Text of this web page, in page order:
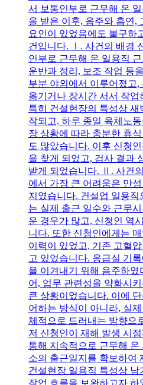
서 보통인부로 근무해 온
을 받은 이후, 음주와 흡연,
요인이 있었음에도 불구하
건입니다. Ⅰ. 사건의 배경
인부로 근무해 온 일용직
운반과 정리, 보조 작업 등
부분 야외에서 이루어졌고
옮기거나 장시간 서서 작
특히 건설현장의 특성상 새
작되고, 하루 종일 육체노
장 상황에 따라 충분한 휴
도 많았습니다. 이후 신청
을 찾게 되었고, 검사 결과
받게 되었습니다. Ⅱ. 사건
에서 가장 큰 어려움은 만
지였습니다. 건설업 일용
는 실제 출근 일수와 근무
운 경우가 많고, 신청인 역
니다. 또한 신청인에게는
이력이 있었고, 기존 고혈
고 있었습니다. 응급실 기
을 이겨내기 위해 음주하
어, 업무 관련성을 약화시
큰 상황이었습니다. 이에
어하는 방식이 아니라, 실
체적으로 드러내는 방향으
저 신청인이 재해 발생 시
통해 지속적으로 근무해
소의 출근일지를 확보하여
건설현장 일용직 특성상
작업 흐름을 보완하고자 하